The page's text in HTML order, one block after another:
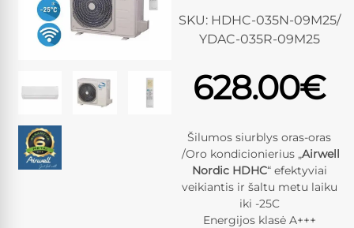
SKU: HDHC-035N-09M25/
YDAC-035R-09M25
628.00€
Šilumos siurblys oras-oras
/Oro kondicionierius „Airwell
Nordic HDHC“ efektyviai
veikiantis ir šaltu metu laiku
iki -25C
Energijos klasė A+++